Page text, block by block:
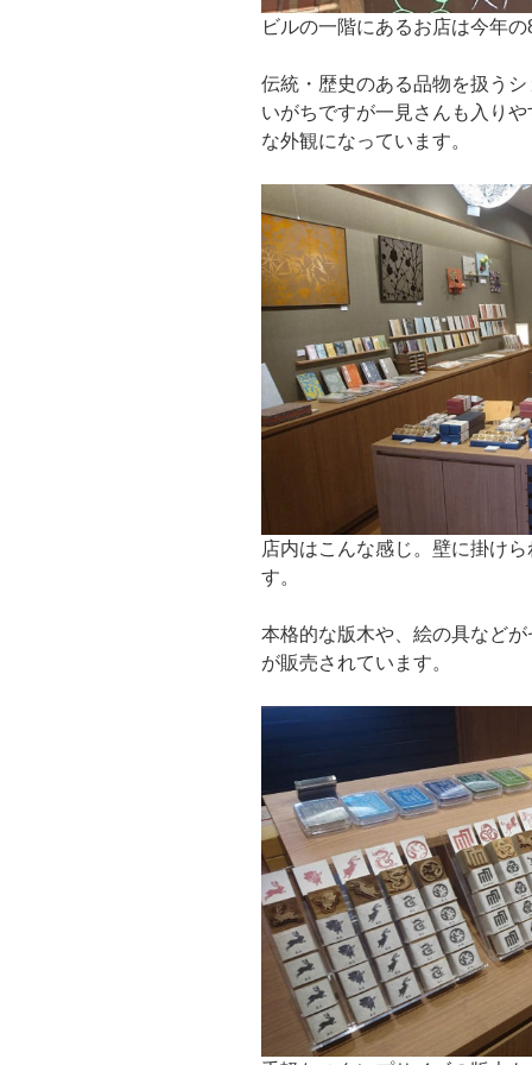
ビルの一階にあるお店は今年
伝統・歴史のある品物を扱う
いがちですが一見さんも入り
な外観になっています。
店内はこんな感じ。壁に掛け
す。
本格的な版木や、絵の具など
が販売されています。